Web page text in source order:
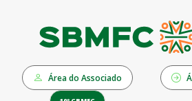
Área do Associado